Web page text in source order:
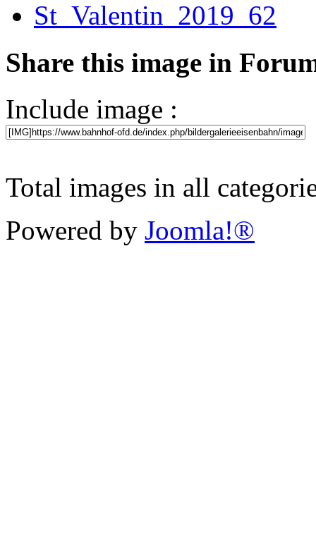
Share this image in
Include image :
Total images in all
Powered by Joomla!®